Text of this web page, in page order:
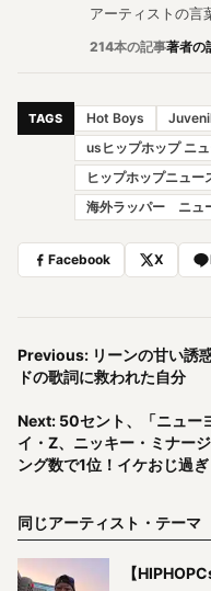
アーティストの言
214本の記事著者の
TAGS Hot Boys
usヒップホップ ニ
ヒップホップニュー
海外ラッパー ニュ
Facebook X
Previous: リーンの甘い誘
ドの歌詞に救われた自分
Next: 50セント、「ニュー
イ・Z、ニッキー・ミナー
ング数で1位！イケおじ過ぎ
同じアーティスト・テーマ
【